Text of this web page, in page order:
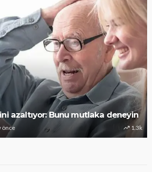
azaltıyor: Bunu mutlaka deneyin
önce 1.3k